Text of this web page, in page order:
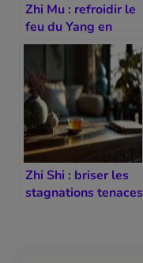
Zhi Mu : refroidir le
feu du Yang en
excès
Zhi Shi : briser les
stagnations tenaces